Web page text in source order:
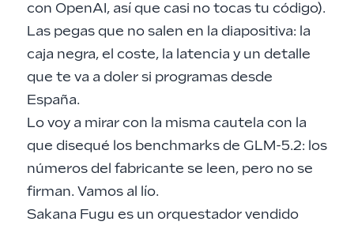
con OpenAI, así que casi no tocas tu código).
Las pegas que no salen en la diapositiva: la
caja negra, el coste, la latencia y un detalle
que te va a doler si programas desde
España.
Lo voy a mirar con la misma cautela con la
que disequé los benchmarks de GLM-5.2: los
números del fabricante se leen, pero no se
firman. Vamos al lío.
Sakana Fugu es un orquestador vendido